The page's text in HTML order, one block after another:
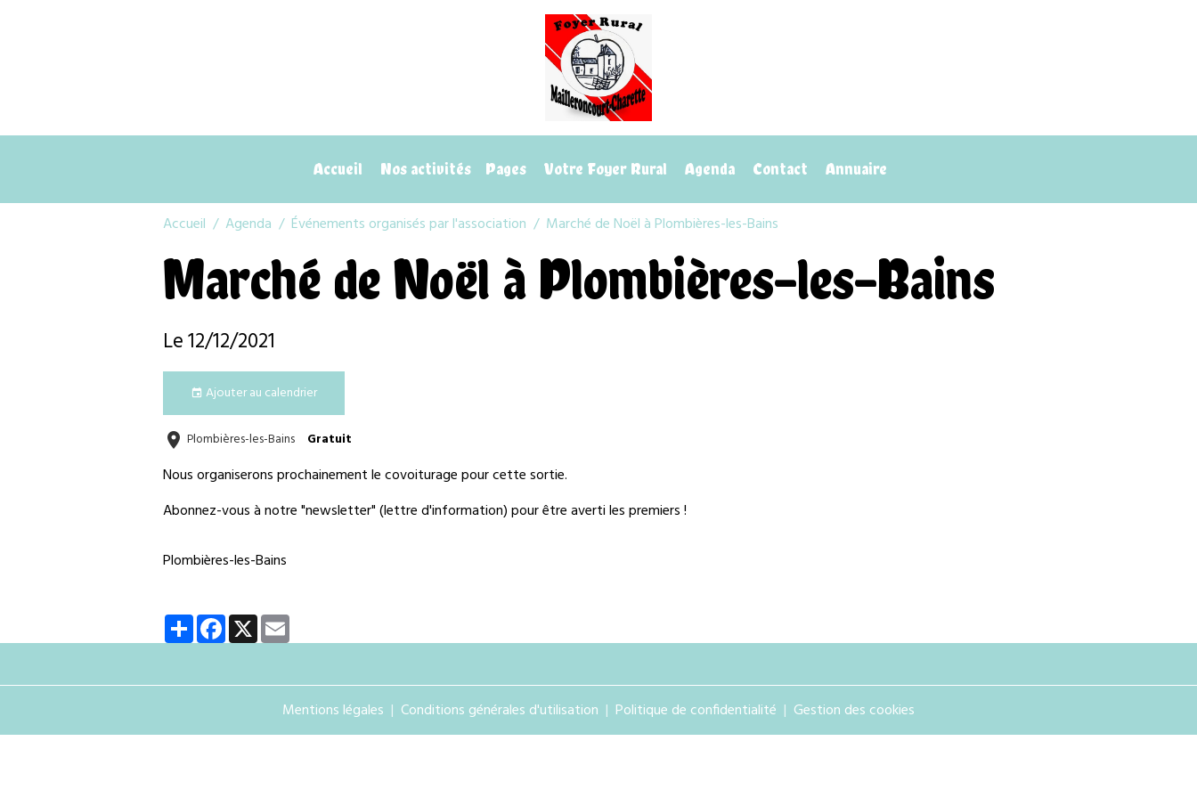
Accueil Nos activités Pages Votre Foyer Rural Agenda Contact Annuaire
Accueil Agenda Événements organisés par l'association Marché de Noël à Plombières-les-Bains
Marché de Noël à Plombières-les-Bains
Le 12/12/2021
Ajouter au calendrier
Plombières-les-Bains Gratuit
Nous organiserons prochainement le covoiturage pour cette sortie.
Abonnez-vous à notre "newsletter" (lettre d'information) pour être averti les premiers !
Plombières-les-Bains
PartagerFacebook
X
Mentions légales Conditions générales d'utilisation Politique de confidentialité Gestion des cookies